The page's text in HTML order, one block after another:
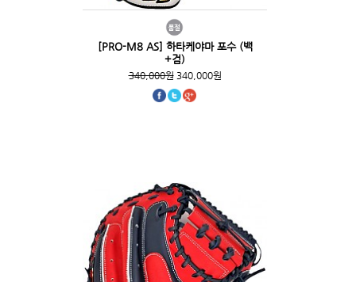
[PRO-M8 AS] 하타케야마 포수 (백
+검)
340,000원340,000원